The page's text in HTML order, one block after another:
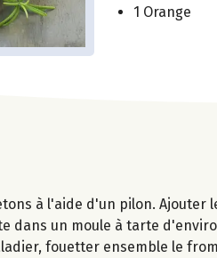
1 Orange
à l'aide d'un pilon.
dans un moule à tarte
fouetter ensemble le